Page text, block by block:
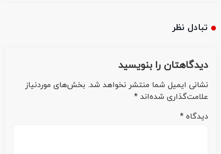
تبادل نظر
دیدگاهتان را بنویسید
نشانی ایمیل شما منتشر نخواهد شد. بخش‌های موردنیاز
علامت‌گذاری شده‌اند *
دیدگاه *